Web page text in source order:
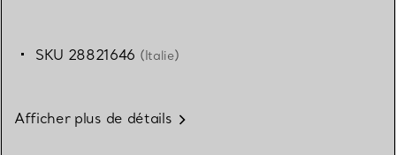
SKU 28821646 (Italie)
Afficher plus de détails